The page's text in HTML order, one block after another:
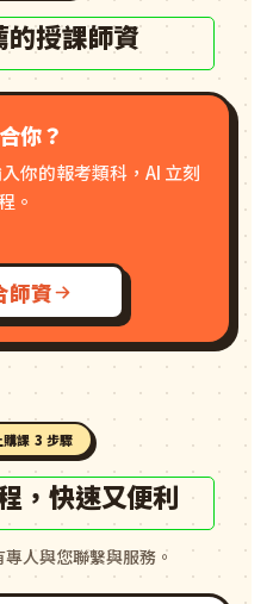
的授課師資
你？
你的報考類科，AI 立刻
。
師資
課 3 步驟
，快速又便利
人與您聯繫與服務。